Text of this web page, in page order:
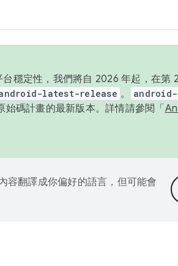
穩定性，我們將自 2026 年起，在第
latest-release 。
碼計畫的最新版本。詳情請參閱「
容翻譯成你偏好的語言，但可能會